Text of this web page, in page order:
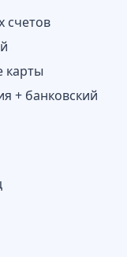
счетов
карты
+ банковский